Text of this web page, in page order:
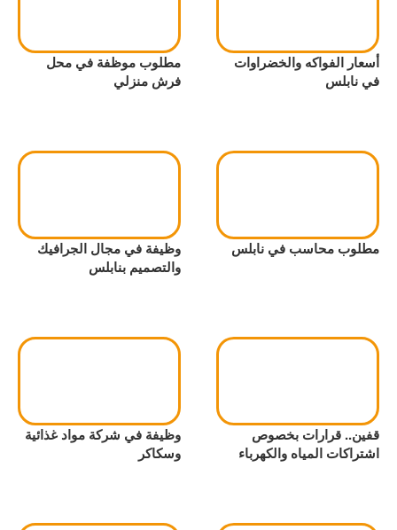
أسعار الفواكه والخضراوات
في نابلس
مطلوب موظفة في محل
فرش منزلي
مطلوب محاسب في نابلس
وظيفة في مجال الجرافيك
والتصميم بنابلس
قفين.. قرارات بخصوص
اشتراكات المياه والكهرباء
وظيفة في شركة مواد غذائية
وسكاكر